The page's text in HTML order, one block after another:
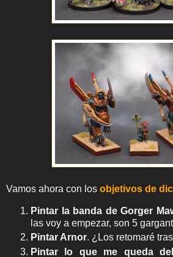
Vamos ahora con los objetivos de
Pintar la banda de Gorger
las voy a empezar, son 5
Pintar Arnor. ¿Los retomaré
Pintar lo que me queda